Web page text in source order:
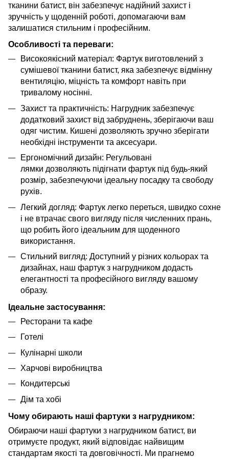
тканини батист, він забезпечує надійний захист і
зручність у щоденній роботі, допомагаючи вам
залишатися стильним і професійним.
Особливості та переваги:
Високоякісний матеріал: Фартук виготовлений з
сумішевої тканини батист, яка забезпечує відмінну
вентиляцію, міцність та комфорт навіть при
тривалому носінні.
Захист та практичність: Нагрудник забезпечує
додатковий захист від забруднень, зберігаючи ваш
одяг чистим. Кишені дозволяють зручно зберігати
необхідні інструменти та аксесуари.
Ергономічний дизайн: Регульовані
лямки дозволяють підігнати фартук під будь-який
розмір, забезпечуючи ідеальну посадку та свободу
рухів.
Легкий догляд: Фартук легко переться, швидко сохне
і не втрачає свого вигляду після численних прань,
що робить його ідеальним для щоденного
використання.
Стильний вигляд: Доступний у різних кольорах та
дизайнах, наш фартук з нагрудником додасть
елегантності та професійного вигляду вашому
образу.
Ідеальне застосування:
Ресторани та кафе
Готелі
Кулінарні школи
Харчові виробництва
Кондитерські
Дім та хобі
Чому обирають наші фартуки з нагрудником:
Обираючи наші фартуки з нагрудником батист, ви
отримуєте продукт, який відповідає найвищим
стандартам якості та довговічності. Ми прагнемо